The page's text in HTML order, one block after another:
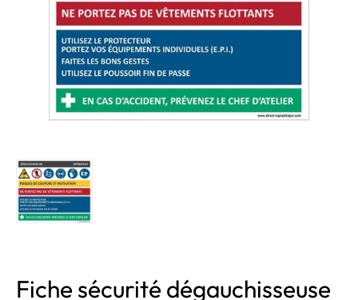
Fiche sécurité dégauchisseuse